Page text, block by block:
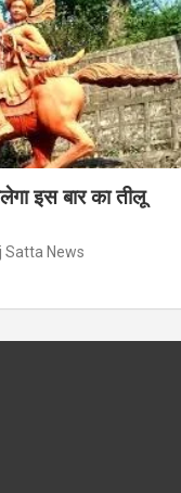
इस बार का तीलू
Satta News